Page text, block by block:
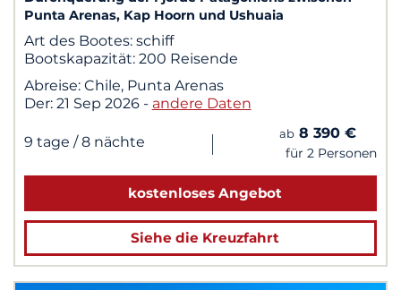
Punta Arenas, Kap Hoorn und Ushuaia
Art des Bootes: schiff
Bootskapazität: 200 Reisende
Abreise: Chile, Punta Arenas
Der: 21 Sep 2026 - andere Daten
9 tage / 8 nächte | ab 8 390 €
für 2 Personen
kostenloses Angebot
Siehe die Kreuzfahrt